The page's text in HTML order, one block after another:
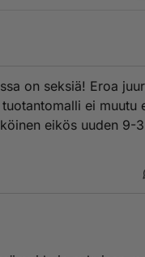
on seksiä! Eroa
ei muutu
eikös uuden 9-